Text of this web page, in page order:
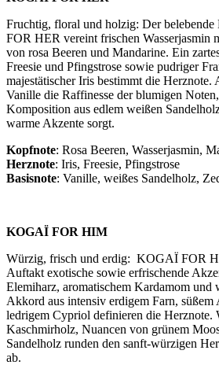
Fruchtig, floral und holzig: Der
FOR HER vereint frischen Wasserjasmin
von rosa Beeren und Mandarine. Ein
Freesie und Pfingstrose sowie pudriger
majestätischer Iris bestimmt die Herznote.
Vanille die Raffinesse der blumigen
Komposition aus edlem weißen
warme Akzente sorgt.
Kopfnote: Rosa Beeren, Wasserjasmin,
Herznote: Iris, Freesie, Pfingstrose
Basisnote: Vanille, weißes Sandelholz,
KOGAÏ FOR HIM
Würzig, frisch und erdig: KOGAÏ FOR
Auftakt exotische sowie erfrischende
Elemiharz, aromatischem Kardamom und
Akkord aus intensiv erdigem Farn,
ledrigem Cypriol definieren die Herznote.
Kaschmirholz, Nuancen von grünem
Sandelholz runden den sanft-würzigen
ab.